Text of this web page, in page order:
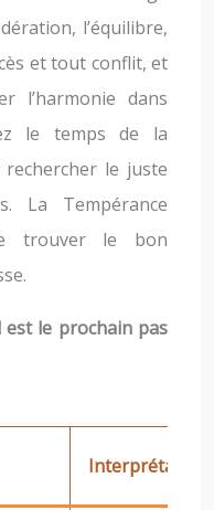
l’équilibre,
et tout conflit, et
l’harmonie dans
le temps de la
le juste
La Tempérance
trouver le bon
le prochain pas
Interprétation